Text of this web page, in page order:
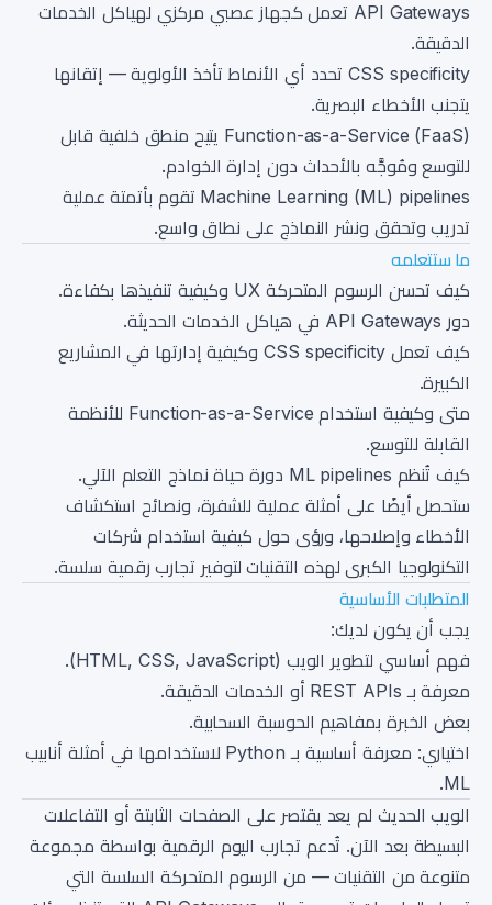
API Gateways تعمل كجهاز عصبي مركزي لهياكل الخدمات
الدقيقة.
CSS specificity تحدد أي الأنماط تأخذ الأولوية — إتقانها
يتجنب الأخطاء البصرية.
Function-as-a-Service (FaaS) يتيح منطق خلفية قابل
للتوسع ومُوجَّه بالأحداث دون إدارة الخوادم.
Machine Learning (ML) pipelines تقوم بأتمتة عملية
تدريب وتحقق ونشر النماذج على نطاق واسع.
ما ستتعلمه
كيف تحسن الرسوم المتحركة UX وكيفية تنفيذها بكفاءة.
دور API Gateways في هياكل الخدمات الحديثة.
كيف تعمل CSS specificity وكيفية إدارتها في المشاريع
الكبيرة.
متى وكيفية استخدام Function-as-a-Service للأنظمة
القابلة للتوسع.
كيف تُنظم ML pipelines دورة حياة نماذج التعلم الآلي.
ستحصل أيضًا على أمثلة عملية للشفرة، ونصائح استكشاف
الأخطاء وإصلاحها، ورؤى حول كيفية استخدام شركات
التكنولوجيا الكبرى لهذه التقنيات لتوفير تجارب رقمية سلسة.
المتطلبات الأساسية
يجب أن يكون لديك:
فهم أساسي لتطوير الويب (HTML, CSS, JavaScript).
معرفة بـ REST APIs أو الخدمات الدقيقة.
بعض الخبرة بمفاهيم الحوسبة السحابية.
اختياري: معرفة أساسية بـ Python لاستخدامها في أمثلة أنابيب
ML.
الويب الحديث لم يعد يقتصر على الصفحات الثابتة أو التفاعلات
البسيطة بعد الآن. تُدعم تجارب اليوم الرقمية بواسطة مجموعة
متنوعة من التقنيات — من الرسوم المتحركة السلسة التي